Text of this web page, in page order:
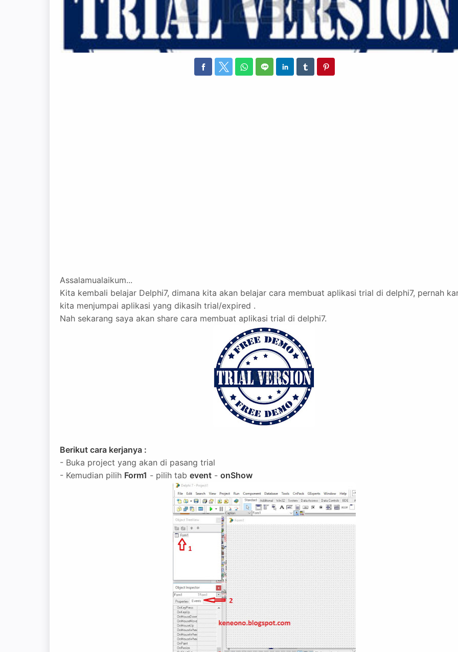
Assalamualaikum...
Kita kembali belajar Delphi7, dimana kita akan belajar cara membuat aplikasi trial di delphi7, pernah
kita menjumpai aplikasi yang dikasih trial/expired .
Nah sekarang saya akan share cara membuat aplikasi trial di delphi7.
Berikut cara kerjanya :
- Buka project yang akan di pasang trial
- Kemudian pilih Form1 - pilih tab event - onShow